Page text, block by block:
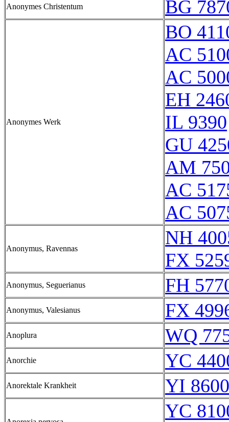
Anonymes Christentum BG
Anonymes Werk
BO
AC
AC
EH
IL 9390
GU
AM
AC
AC
Anonymus, Ravennas
NH
FX
Anonymus, Seguerianus FH
Anonymus, Valesianus FX
Anoplura WQ
Anorchie YC
Anorektale Krankheit YI
YC